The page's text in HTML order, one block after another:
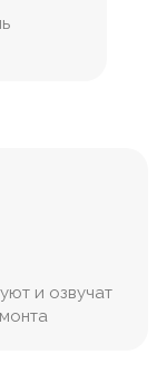
и озвучат